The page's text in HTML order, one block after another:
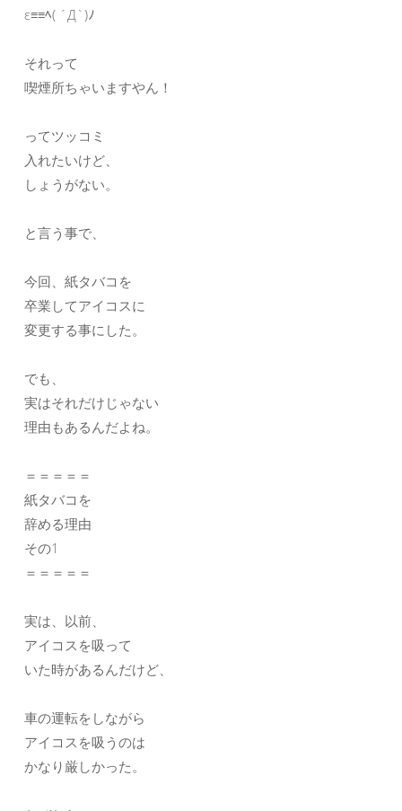
ε≡≡ﾍ( ´Д`)ﾉ
それって
喫煙所ちゃいますやん！
ってツッコミ
入れたいけど、
しょうがない。
と言う事で、
今回、紙タバコを
卒業してアイコスに
変更する事にした。
でも、
実はそれだけじゃない
理由もあるんだよね。
＝＝＝＝＝
紙タバコを
辞める理由
その1
＝＝＝＝＝
実は、以前、
アイコスを吸って
いた時があるんだけど、
車の運転をしながら
アイコスを吸うのは
かなり厳しかった。